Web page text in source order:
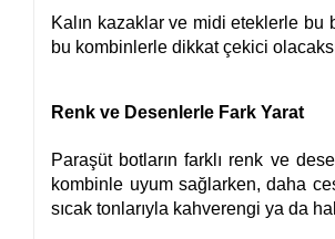
Kalın kazaklar ve midi eteklerle bu
bu kombinlerle dikkat çekici
Renk ve Desenlerle Fark Yarat
Paraşüt botların farklı renk ve
kombinle uyum sağlarken, daha
sıcak tonlarıyla kahverengi ya da